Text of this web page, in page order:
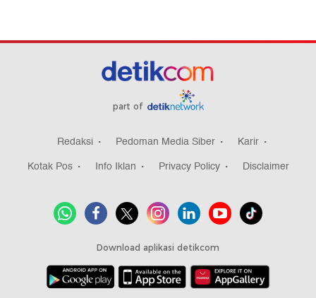
part of
Redaksi Pedoman Media Siber
Karir
Kotak Pos
Info Iklan Privacy Policy Disclaimer
Download aplikasi detikcom